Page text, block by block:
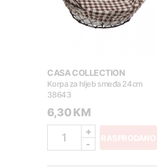
CASA COLLECTION
Korpa za hljeb smeđa 24cm
38643
6,30 KM
1
+
-
RASPRODANO